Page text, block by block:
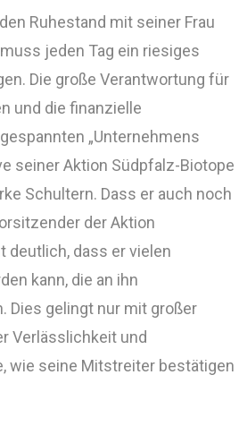
Ruhestand mit seiner Frau
jeden Tag ein riesiges
Die große Verantwortung für
und die finanzielle
„Unternehmens
seiner Aktion Südpfalz-Biotope
Schultern. Dass er auch noch
der Aktion
deutlich, dass er vielen
kann, die an ihn
Dies gelingt nur mit großer
Verlässlichkeit und
wie seine Mitstreiter bestätigen